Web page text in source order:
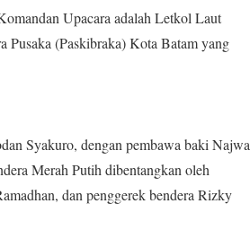
Upacara adalah Letkol Laut
Pusaka (Paskibraka) Kota Batam yang
Syakuro, dengan pembawa baki Najwa
Merah Putih dibentangkan oleh
dan penggerek bendera Rizky